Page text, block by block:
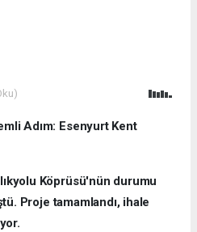
Adım: Esenyurt Kent
Köprüsü'nün durumu
Proje tamamlandı, ihale